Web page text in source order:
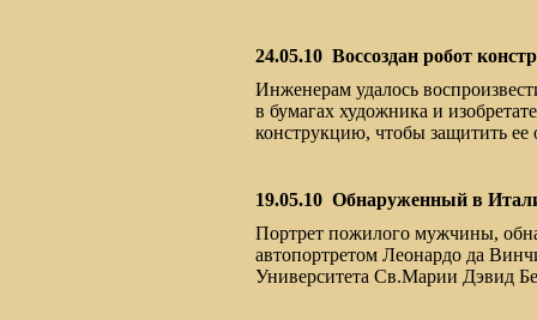
24.05.10 Воссоздан робот
Инженерам удалось
в бумагах художника и
конструкцию, чтобы защитить ее
19.05.10 Обнаруженный в
Портрет пожилого мужчины,
автопортретом Леонардо да
Университета Св.Марии Дэвид